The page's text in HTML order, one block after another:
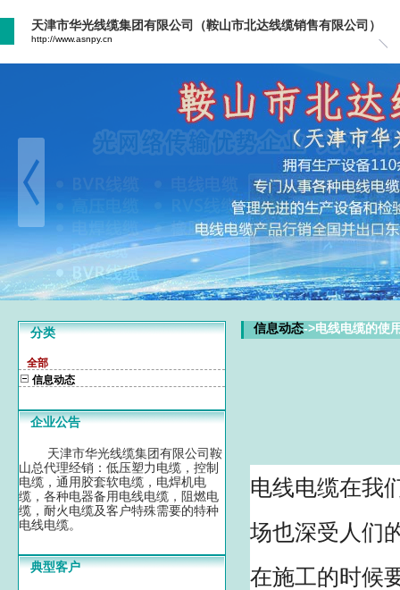
天津市华光线缆集团有限公司（鞍山市北达线缆销售有限公司）
http://www.asnpy.cn
分类
全部
信息动态
企业公告
天津市华光线缆集团有限公司鞍
山总代理经销：低压塑力电缆，控制
电缆，通用胶套软电缆，电焊机电
缆，各种电器备用电线电缆，阻燃电
缆，耐火电缆及客户特殊需要的特种
电线电缆。
典型客户
信息动态->电线电缆的使
电线电缆在我
场也深受人们
在施工的时候